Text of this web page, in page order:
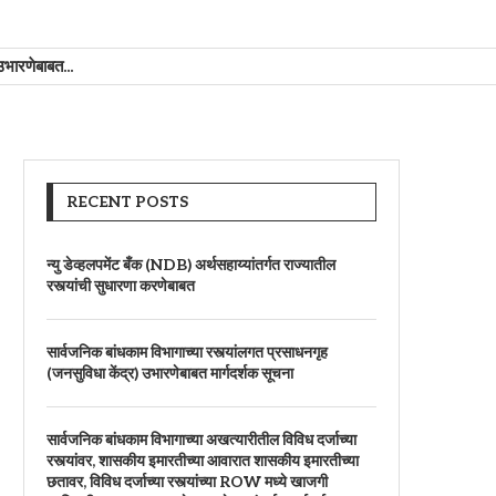
RECENT POSTS
न्यु डेव्हलपमेंट बँक (NDB) अर्थसहाय्यांतर्गत राज्यातील
रस्त्यांची सुधारणा करणेबाबत
सार्वजनिक बांधकाम विभागाच्या रस्त्यांलगत प्रसाधनगृह
(जनसुविधा केंद्र) उभारणेबाबत मार्गदर्शक सूचना
सार्वजनिक बांधकाम विभागाच्या अखत्यारीतील विविध दर्जाच्या
रस्त्यांवर, शासकीय इमारतीच्या आवारात शासकीय इमारतीच्या
छतावर, विविध दर्जाच्या रस्त्यांच्या ROW मध्ये खाजगी